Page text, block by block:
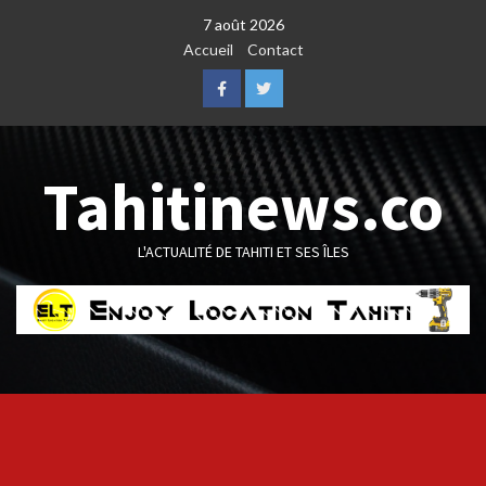
7 août 2026
Accueil
Contact
FacebookTwitter
Tahitinews.co
L'ACTUALITÉ DE TAHITI ET SES ÎLES